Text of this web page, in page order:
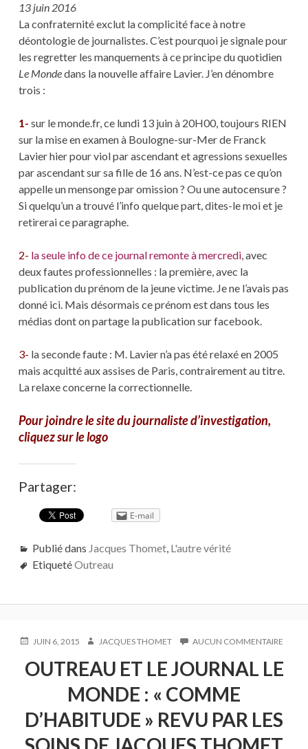
13 juin 2016
La confraternité exclut la complicité face à notre
déontologie de journalistes. C’est pourquoi je signale pour
les regretter les manquements à ce principe du quotidien
Le Mondedans la nouvelle affaire Lavier. J’en dénombre
trois :
1- sur le monde.fr, ce lundi 13 juin à 20H00, toujours RIEN
sur la mise en examen à Boulogne-sur-Mer de Franck
Lavier hier pour viol par ascendant et agressions sexuelles
par ascendant sur sa fille de 16 ans. N’est-ce pas ce qu’on
appelle un mensonge par omission ? Ou une autocensure ?
Si quelqu’un a trouvé l’info quelque part, dites-le moi et je
retirerai ce paragraphe.
2- la seule info de ce journal remonte à mercredi, avec
deux fautes professionnelles : la première, avec la
publication du prénom de la jeune victime. Je ne l’avais pas
donné ici. Mais désormais ce prénom est dans tous les
médias dont on partage la publication sur facebook.
3- la seconde faute : M. Lavier n’a pas été relaxé en 2005
mais acquitté aux assises de Paris, contrairement au titre.
La relaxe concerne la correctionnelle.
Pour joindre le site du journaliste d’investigation,
cliquez sur le logo
Partager:
E-mail
Publié dans Jacques Thomet, L'autre vérité
EtiquetéOutreau
PUBLIÉJUIN 6, 2015 AUTEUR
JACQUES THOMET AUCUN COMMENTAIRE
ET
LE
OUTREAU ET LE JOURNAL LE
MONDE : « COMME
D’HABITUDE » REVU PAR LES